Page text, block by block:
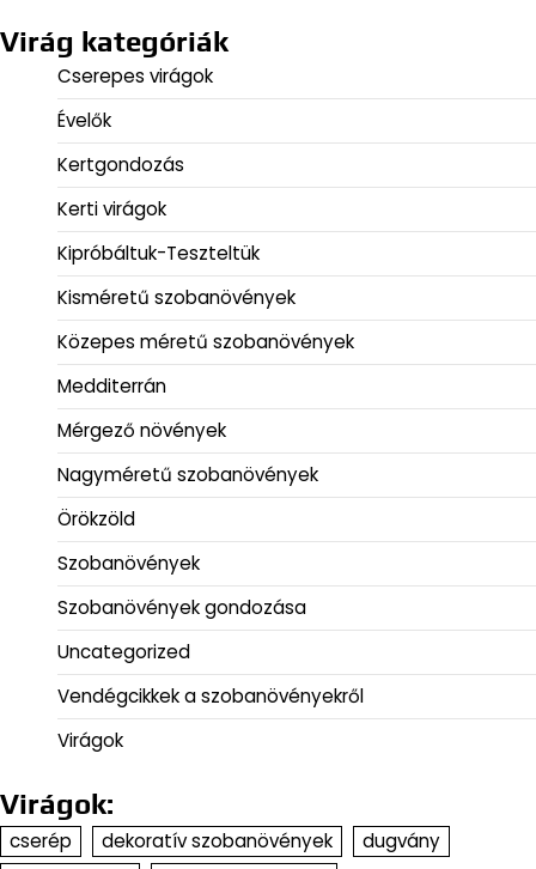
Virág kategóriák
Cserepes virágok
Évelők
Kertgondozás
Kerti virágok
Kipróbáltuk-Teszteltük
Kisméretű szobanövények
Közepes méretű szobanövények
Medditerrán
Mérgező növények
Nagyméretű szobanövények
Örökzöld
Szobanövények
Szobanövények gondozása
Uncategorized
Vendégcikkek a szobanövényekről
Virágok
Virágok:
cserép dekoratív szobanövények
dugvány